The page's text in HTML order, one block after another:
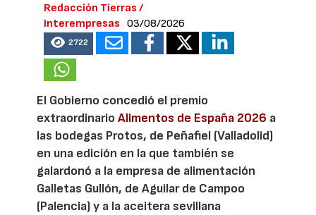
Redacción Tierras /
Interempresas
03/08/2026
2722
El Gobierno concedió el premio
extraordinarioAlimentos de España 2026 a
las bodegas Protos, de Peñafiel (Valladolid)
en una edición en la que también se
galardonó a la empresa de alimentación
Galletas Gullón, de Aguilar de Campoo
(Palencia) y a la aceitera sevillana